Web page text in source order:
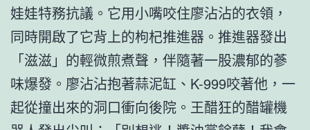
娃娃特務抗議。它用小嘴咬住廖沾沾的衣領，
同時開啟了它背上的枸杞推進器。推進器發出
「滋滋」的輕微煎煮聲，伴隨著一股濃郁的蔘
味爆發。廖沾沾抱著蒜泥缸、K-999咬著他，一
起從撞出來的洞口衝向後院。王醋狂的醋罐機